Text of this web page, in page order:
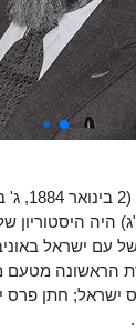
היה
עם ישראל
הראשונה מטעם
ישראל; חתן פרס